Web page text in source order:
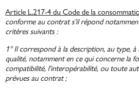
Article L.217-4 du Code de la
conforme au contrat s'il répond
critères suivants :
1° Il correspond à la description, au type,
qualité, notamment en ce qui concerne la
compatibilité, l'interopérabilité, ou toute
prévues au contrat ;